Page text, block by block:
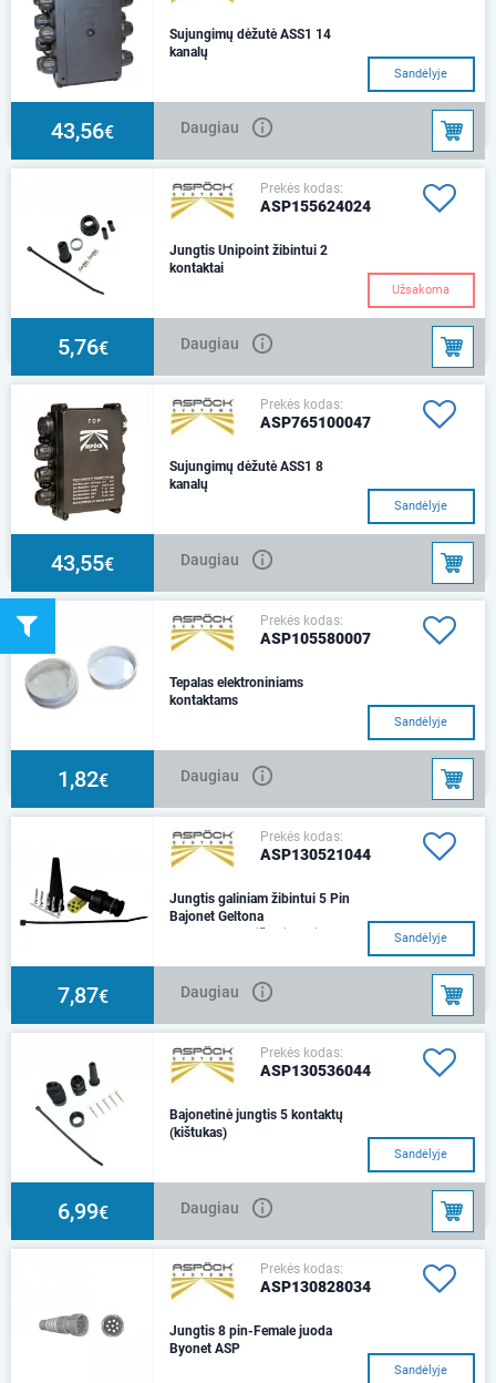
Sujungimų dėžutė ASS1 14
kanalų
Sandėlyje
43,56€ Daugiau
Prekės kodas:
ASP155624024
Jungtis Unipoint žibintui 2
kontaktai
Užsakoma
5,76€ Daugiau
Prekės kodas:
ASP765100047
Sujungimų dėžutė ASS1 8
kanalų
Sandėlyje
43,55€ Daugiau
Prekės kodas:
ASP105580007
Tepalas elektroniniams
kontaktams
Sandėlyje
1,82€ Daugiau
Prekės kodas:
ASP130521044
Jungtis galiniam žibintui 5 Pin
Bajonet Geltona
geltona, moteriška jungtis,
Sandėlyje
7,87€ Daugiau
Prekės kodas:
ASP130536044
Bajonetinė jungtis 5 kontaktų
(kištukas)
Sandėlyje
6,99€ Daugiau
Prekės kodas:
ASP130828034
Jungtis 8 pin-Female juoda
Byonet ASP
Sandėlyje